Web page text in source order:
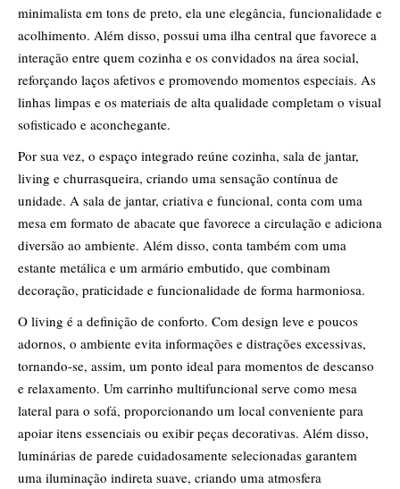
minimalista em tons de preto, ela une elegância, funcionalidade e
acolhimento. Além disso, possui uma ilha central que favorece a
interação entre quem cozinha e os convidados na área social,
reforçando laços afetivos e promovendo momentos especiais. As
linhas limpas e os materiais de alta qualidade completam o visual
sofisticado e aconchegante.
Por sua vez, o espaço integrado reúne cozinha, sala de jantar,
living e churrasqueira, criando uma sensação contínua de
unidade. A sala de jantar, criativa e funcional, conta com uma
mesa em formato de abacate que favorece a circulação e adiciona
diversão ao ambiente. Além disso, conta também com uma
estante metálica e um armário embutido, que combinam
decoração, praticidade e funcionalidade de forma harmoniosa.
O living é a definição de conforto. Com design leve e poucos
adornos, o ambiente evita informações e distrações excessivas,
tornando-se, assim, um ponto ideal para momentos de descanso
e relaxamento. Um carrinho multifuncional serve como mesa
lateral para o sofá, proporcionando um local conveniente para
apoiar itens essenciais ou exibir peças decorativas. Além disso,
luminárias de parede cuidadosamente selecionadas garantem
uma iluminação indireta suave, criando uma atmosfera